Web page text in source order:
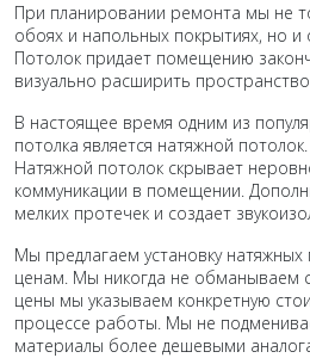
При планировании ремонта мы не
обоях и напольных покрытиях, но
Потолок придает помещению
визуально расширить
В настоящее время одним из
потолка является натяжной
Натяжной потолок скрывает
коммуникации в помещении.
мелких протечек и создает
Мы предлагаем установку
ценам. Мы никогда не обманываем
цены мы указываем конкретную
процессе работы. Мы не
материалы более дешевыми